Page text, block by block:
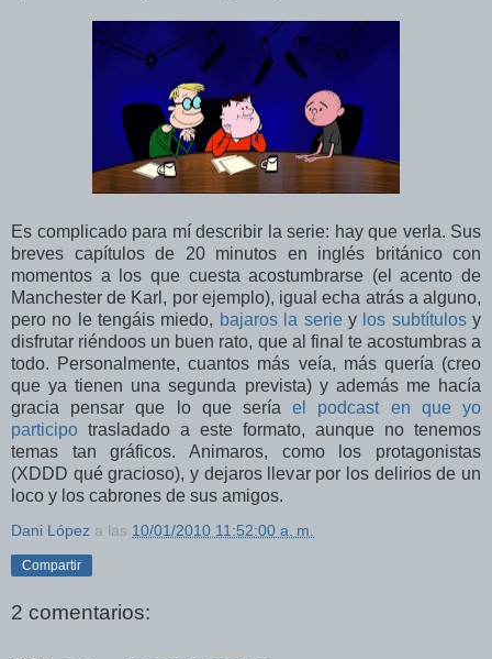
Es complicado para mí describir la serie: hay que verla. Sus
breves capítulos de 20 minutos en inglés británico con
momentos a los que cuesta acostumbrarse (el acento de
Manchester de Karl, por ejemplo), igual echa atrás a alguno,
pero no le tengáis miedo, bajaros la serie y los subtítulosy
disfrutar riéndoos un buen rato, que al final te acostumbras a
todo. Personalmente, cuantos más veía, más quería (creo
que ya tienen una segunda prevista) y además me hacía
gracia pensar que lo que seríael podcast en que yo
participo trasladado a este formato, aunque no tenemos
temas tan gráficos. Animaros, como los protagonistas
(XDDD qué gracioso), y dejaros llevar por los delirios de un
loco y los cabrones de sus amigos.
Dani López a las 10/01/2010 11:52:00 a. m.
Compartir
2 comentarios: